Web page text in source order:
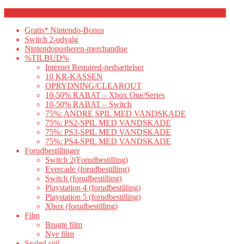
Gratis* Nintendo-Bonus
Switch 2-udvalg
Nintendopusheren-merchandise
%TILBUD%
Internet Required-nedsættelser
10 KR-KASSEN
OPRYDNING/CLEAROUT
10-50% RABAT – Xbox One/Series
10-50% RABAT – Switch
75%: ANDRE SPIL MED VANDSKADE
75%: PS2-SPIL MED VANDSKADE
75%: PS3-SPIL MED VANDSKADE
75%: PS4-SPIL MED VANDSKADE
Forudbestillinger
Switch 2(Forudbestilling)
Evercade (forudbestilling)
Switch (forudbestilling)
Playstation 4 (forudbestilling)
Playstation 5 (forudbestilling)
Xbox (forudbestilling)
Film
Brugte film
Nye film